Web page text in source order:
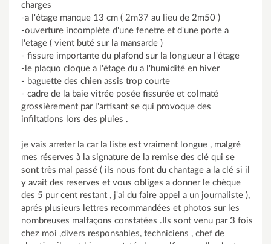
charges
-a l'étage manque 13 cm ( 2m37 au lieu de 2m50 )
-ouverture incomplète d'une fenetre et d'une porte a
l'etage ( vient buté sur la mansarde )
- fissure importante du plafond sur la longueur a l'étage
-le plaquo cloque a l'étage du a l'humidité en hiver
- baguette des chien assis trop courte
- cadre de la baie vitrée posée fissurée et colmaté
grossièrement par l'artisant se qui provoque des
infiltations lors des pluies .
je vais arreter la car la liste est vraiment longue , malgré
mes réserves à la signature de la remise des clé qui se
sont très mal passé ( ils nous font du chantage a la clé si il
y avait des reserves et vous obliges a donner le chèque
des 5 pur cent restant , j'ai du faire appel a un journaliste ),
aprés plusieurs lettres recommandées et photos sur les
nombreuses malfaçons constatées .Ils sont venu par 3 fois
chez moi ,divers responsables, techniciens , chef de